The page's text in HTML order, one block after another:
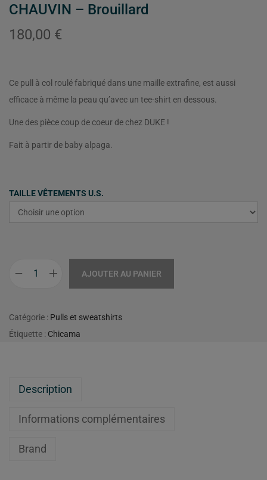
CHAUVIN – Brouillard
180,00 €
Ce pull à col roulé fabriqué dans une maille extrafine, est aussi
efficace à même la peau qu’avec un tee-shirt en dessous.
Une des pièce coup de coeur de chez DUKE !
Fait à partir de baby alpaga.
TAILLE VÊTEMENTS U.S.
AJOUTER AU PANIER
Catégorie : Pulls et sweatshirts
Étiquette : Chicama
Description
Informations complémentaires
Brand